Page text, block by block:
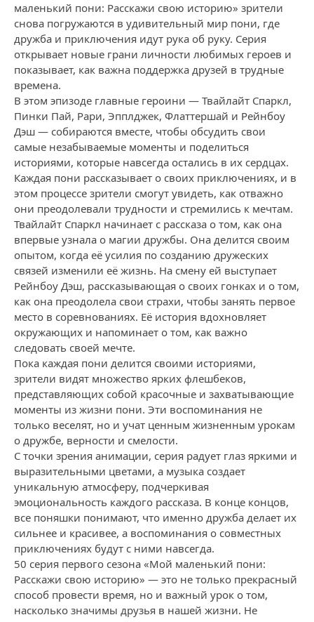
маленький пони: Расскажи свою историю» зрители
снова погружаются в удивительный мир пони, где
дружба и приключения идут рука об руку. Серия
открывает новые грани личности любимых героев и
показывает, как важна поддержка друзей в трудные
времена.
В этом эпизоде главные героини — Твайлайт Спаркл,
Пинки Пай, Рари, Эпплджек, Флаттершай и Рейнбоу
Дэш — собираются вместе, чтобы обсудить свои
самые незабываемые моменты и поделиться
историями, которые навсегда остались в их сердцах.
Каждая пони рассказывает о своих приключениях, и в
этом процессе зрители смогут увидеть, как отважно
они преодолевали трудности и стремились к мечтам.
Твайлайт Спаркл начинает с рассказа о том, как она
впервые узнала о магии дружбы. Она делится своим
опытом, когда её усилия по созданию дружеских
связей изменили её жизнь. На смену ей выступает
Рейнбоу Дэш, рассказывающая о своих гонках и о том,
как она преодолела свои страхи, чтобы занять первое
место в соревнованиях. Её история вдохновляет
окружающих и напоминает о том, как важно
следовать своей мечте.
Пока каждая пони делится своими историями,
зрители видят множество ярких флешбеков,
представляющих собой красочные и захватывающие
моменты из жизни пони. Эти воспоминания не
только веселят, но и учат ценным жизненным урокам
о дружбе, верности и смелости.
С точки зрения анимации, серия радует глаз яркими и
выразительными цветами, а музыка создает
уникальную атмосферу, подчеркивая
эмоциональность каждого рассказа. В конце концов,
все поняшки понимают, что именно дружба делает их
сильнее и красивее, а воспоминания о совместных
приключениях будут с ними навсегда.
50 серия первого сезона «Мой маленький пони:
Расскажи свою историю» — это не только прекрасный
способ провести время, но и важный урок о том,
насколько значимы друзья в нашей жизни. Не